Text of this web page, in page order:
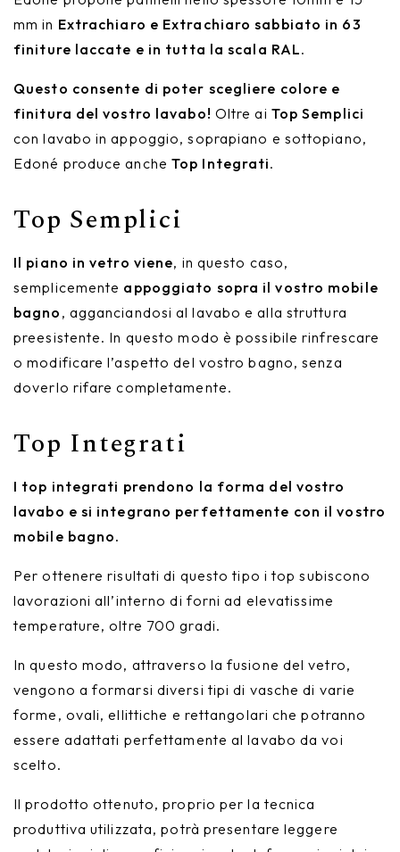
mm in Extrachiaro e Extrachiaro sabbiato in 63
finiture laccate e in tutta la scala RAL.
Questo consente di poter scegliere colore e
finitura del vostro lavabo! Oltre ai Top Semplici
con lavabo in appoggio, soprapiano e sottopiano,
Edoné produce ancheTop Integrati.
Top Semplici
Il piano in vetro viene, in questo caso,
semplicemente appoggiato sopra il vostro mobile
bagno , agganciandosi al lavabo e alla struttura
preesistente. In questo modo è possibile rinfrescare
o modificare l’aspetto del vostro bagno, senza
doverlo rifare completamente.
Top Integrati
I top integrati prendono la forma del vostro
lavabo e si integrano perfettamente con il vostro
mobile bagno.
Per ottenere risultati di questo tipo i top subiscono
lavorazioni all’interno di forni ad elevatissime
temperature, oltre 700 gradi.
In questo modo, attraverso la fusione del vetro,
vengono a formarsi diversi tipi di vasche di varie
forme, ovali, ellittiche e rettangolari che potranno
essere adattati perfettamente al lavabo da voi
scelto.
Il prodotto ottenuto, proprio per la tecnica
produttiva utilizzata, potrà presentare leggere